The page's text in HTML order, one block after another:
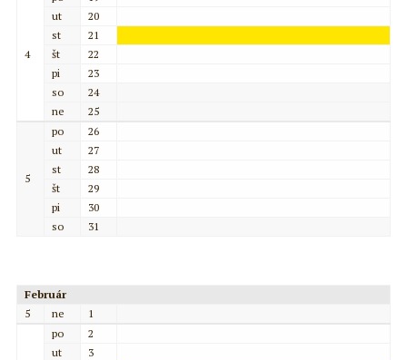
4
ut
20
st
21
št
22
pi
23
so
24
ne
25
5
po
26
ut
27
st
28
št
29
pi
30
so
31
Február
5
ne 1
po
2
ut
3